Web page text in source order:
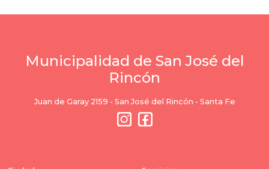
Municipalidad de San José del
Rincón
Juan de Garay 2159 - San José del Rincón - Santa Fe